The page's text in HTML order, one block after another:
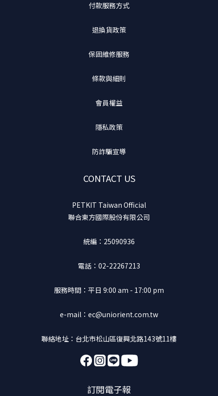
付款服務方式
退換貨政策
保固維修服務
條款與細則
會員權益
隱私政策
防詐騙宣導
CONTACT US
PETKIT Taiwan Official
聯合東方國際股份有限公司
統編：25090936
電話：02-22267213
服務時間：平日 9:00 am - 17:00 pm
e-mail：ec@uniorient.com.tw
聯絡地址：台北市松山區復興北路143號11樓
訂閱電子報